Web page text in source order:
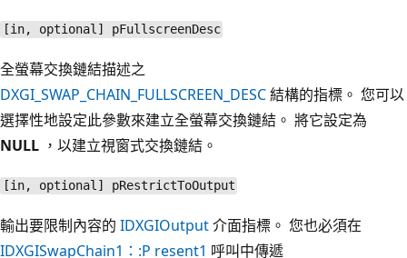
[in, optional] pFullscreenDesc
全螢幕交換鏈結描述之
DXGI_SWAP_CHAIN_FULLSCREEN_DESC結構的指標。 您可以
選擇性地設定此參數來建立全螢幕交換鏈結。 將它設定為
NULL ，以建立視窗式交換鏈結。
[in, optional] pRestrictToOutput
輸出要限制內容的 IDXGIOutput介面指標。 您也必須在
IDXGISwapChain1：:P resent1 呼叫中傳遞